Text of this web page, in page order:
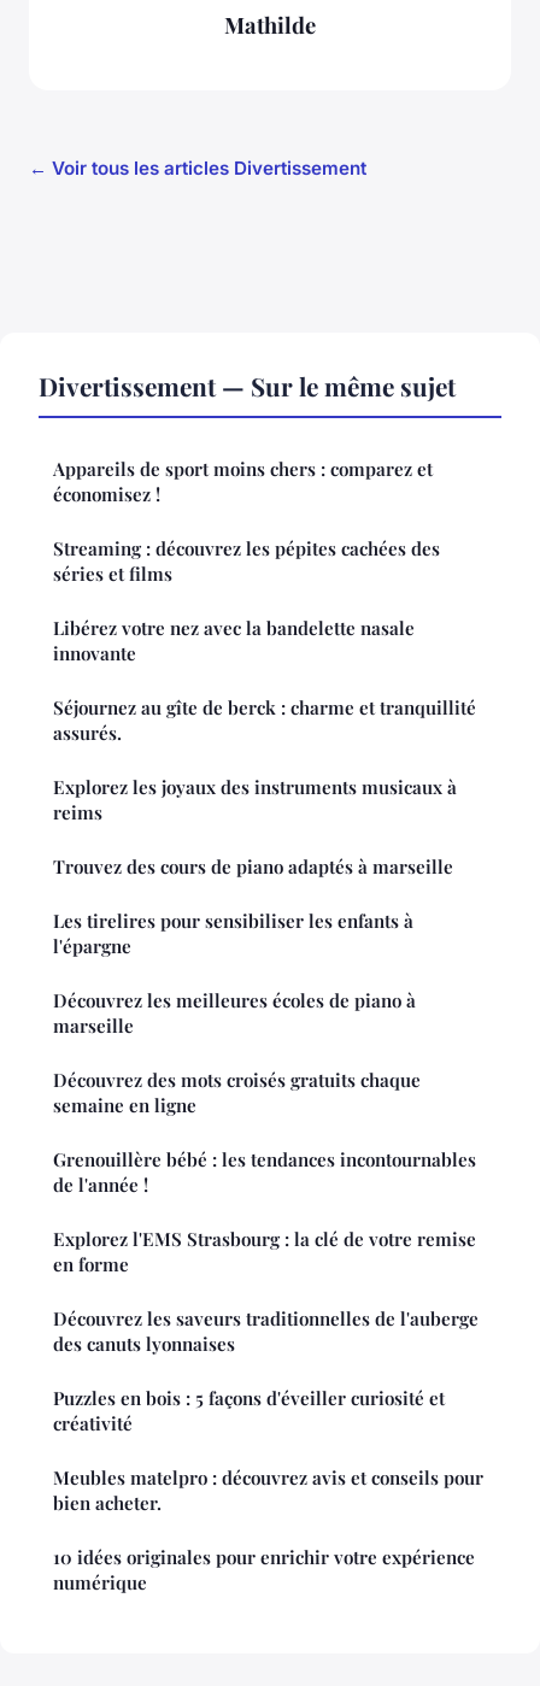
Mathilde
← Voir tous les articles Divertissement
Divertissement — Sur le même sujet
Appareils de sport moins chers : comparez et
économisez !
Streaming : découvrez les pépites cachées des
séries et films
Libérez votre nez avec la bandelette nasale
innovante
Séjournez au gîte de berck : charme et tranquillité
assurés.
Explorez les joyaux des instruments musicaux à
reims
Trouvez des cours de piano adaptés à marseille
Les tirelires pour sensibiliser les enfants à
l'épargne
Découvrez les meilleures écoles de piano à
marseille
Découvrez des mots croisés gratuits chaque
semaine en ligne
Grenouillère bébé : les tendances incontournables
de l'année !
Explorez l'EMS Strasbourg : la clé de votre remise
en forme
Découvrez les saveurs traditionnelles de l'auberge
des canuts lyonnaises
Puzzles en bois : 5 façons d'éveiller curiosité et
créativité
Meubles matelpro : découvrez avis et conseils pour
bien acheter.
10 idées originales pour enrichir votre expérience
numérique